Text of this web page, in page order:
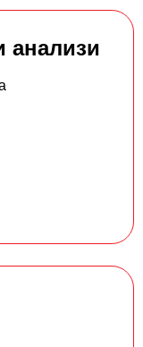
анализи